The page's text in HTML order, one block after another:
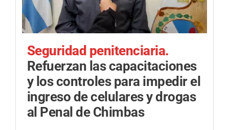
Seguridad penitenciaria.
Refuerzan las capacitaciones
y los controles para impedir el
ingreso de celulares y drogas
al Penal de Chimbas